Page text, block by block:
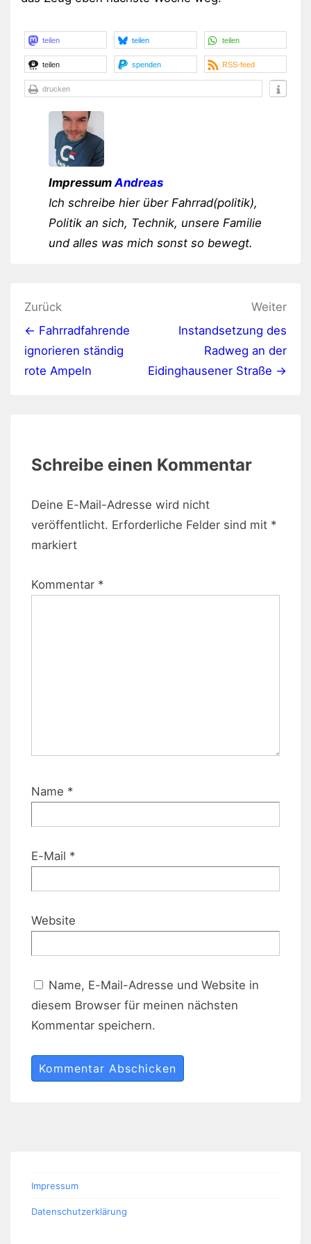
teilen teilen teilen
teilen spenden RSS-feed
drucken
Impressum Andreas
Ich schreibe hier über Fahrrad(politik),
Politik an sich, Technik, unsere Familie
und alles was mich sonst so bewegt.
Beitragsnavigation
Zurück
← Fahrradfahrende
ignorieren ständig
rote Ampeln
Weiter
Instandsetzung des
Radweg an der
Eidinghausener Straße →
Schreibe einen Kommentar
Deine E-Mail-Adresse wird nicht
veröffentlicht. Erforderliche Felder sind mit *
markiert
Kommentar *
Name *
E-Mail *
Website
Name, E-Mail-Adresse und Website in
diesem Browser für meinen nächsten
Kommentar speichern.
Impressum
Datenschutzerklärung